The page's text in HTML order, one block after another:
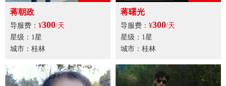
蒋朝政
导服费： ¥300/天
星级：1星
城市：桂林
蒋曙光
导服费： ¥300/天
星级：1星
城市：桂林